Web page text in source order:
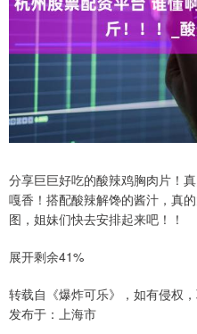
分享巨巨好吃的酸辣鸡胸肉片！
嘎香！搭配酸辣解馋的酱汁，真
图，姐妹们快去安排起来吧！！
展开剩余41%
转载自《爆炸可乐》，如有侵权
发布于：上海市